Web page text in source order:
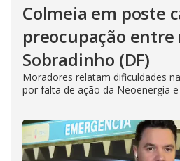
Colmeia em poste
preocupação entre
Sobradinho (DF)
Moradores relatam dificuldades
por falta de ação da Neoenergia